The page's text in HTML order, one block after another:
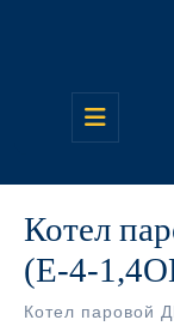
Котел
(Е-4-
Котел паровой